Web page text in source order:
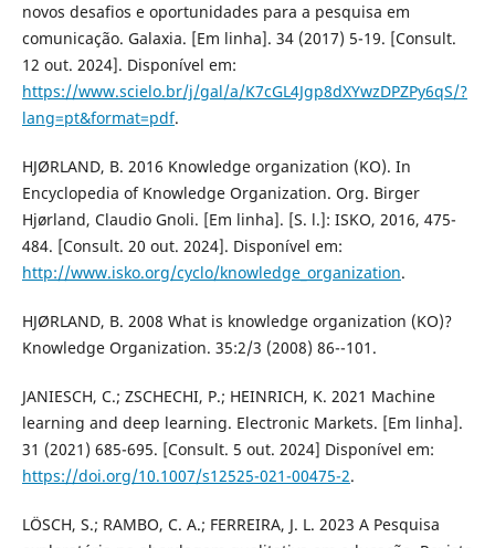
novos desafios e oportunidades para a pesquisa em
comunicação. Galaxia. [Em linha]. 34 (2017) 5-19. [Consult.
12 out. 2024]. Disponível em:
https://www.scielo.br/j/gal/a/K7cGL4Jgp8dXYwzDPZPy6qS/?
lang=pt&format=pdf.
HJØRLAND, B. 2016 Knowledge organization (KO). In
Encyclopedia of Knowledge Organization. Org. Birger
Hjørland, Claudio Gnoli. [Em linha]. [S. l.]: ISKO, 2016, 475-
484. [Consult. 20 out. 2024]. Disponível em:
http://www.isko.org/cyclo/knowledge_organization.
HJØRLAND, B. 2008 What is knowledge organization (KO)?
Knowledge Organization. 35:2/3 (2008) 86--101.
JANIESCH, C.; ZSCHECHI, P.; HEINRICH, K. 2021 Machine
learning and deep learning. Electronic Markets. [Em linha].
31 (2021) 685-695. [Consult. 5 out. 2024] Disponível em:
https://doi.org/10.1007/s12525-021-00475-2.
LÖSCH, S.; RAMBO, C. A.; FERREIRA, J. L. 2023 A Pesquisa